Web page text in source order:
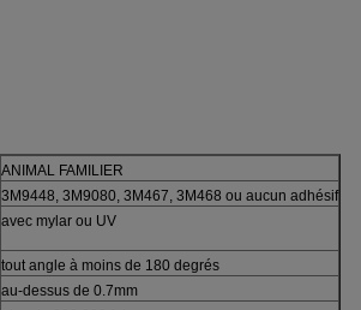
ANIMAL FAMILIER
3M9448, 3M9080, 3M467, 3M468 ou aucun adhésif
avec mylar ou UV
tout angle à moins de 180 degrés
au-dessus de 0.7mm